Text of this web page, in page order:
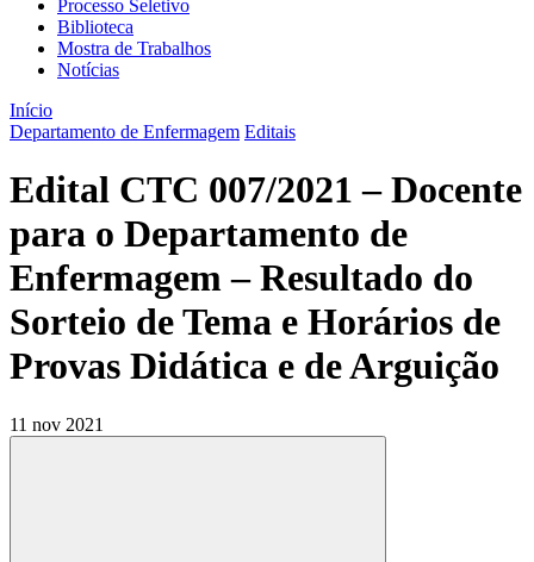
Processo Seletivo
Biblioteca
Mostra de Trabalhos
Notícias
Início
Departamento de Enfermagem Editais
Edital CTC 007/2021 – Docente
para o Departamento de
Enfermagem – Resultado do
Sorteio de Tema e Horários de
Provas Didática e de Arguição
11 nov 2021